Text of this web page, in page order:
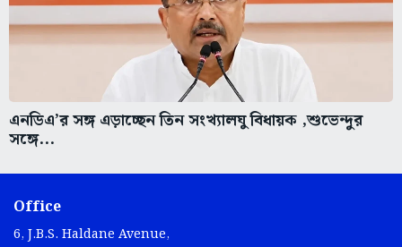
এনডিএ’র সঙ্গ এড়াচ্ছেন তিন সংখ্যালঘু বিধায়ক ,শুভেন্দুর
সঙ্গে...
Office
6, J.B.S. Haldane Avenue,